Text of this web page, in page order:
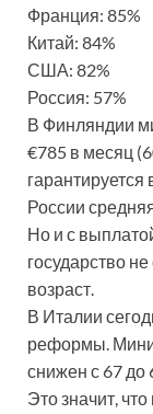
Франция: 85%
Китай: 84%
США: 82%
Россия: 57%
В Финляндии
€785 в месяц
России
Но и с
государство
возраст.
В Италии
реформы.
снижен с 67 до
Это значит,